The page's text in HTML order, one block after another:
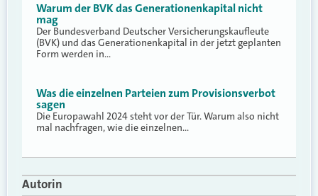
Warum der BVK das Generationenkapital nicht
mag
Der Bundesverband Deutscher Versicherungskaufleute
(BVK) und das Generationenkapital in der jetzt geplanten
Form werden in…
Was die einzelnen Parteien zum Provisionsverbot
sagen
Die Europawahl 2024 steht vor der Tür. Warum also nicht
mal nachfragen, wie die einzelnen…
Autorin